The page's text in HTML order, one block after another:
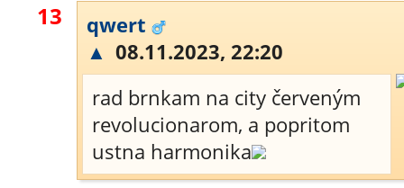
13
qwert
▲ 08.11.2023, 22:20
rad brnkam na city červeným
revolucionarom, a popritom
ustna harmonika